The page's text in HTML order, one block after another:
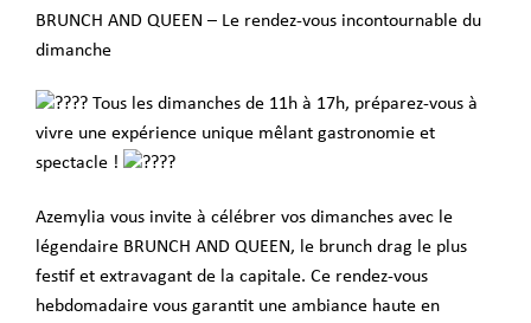
BRUNCH AND QUEEN – Le rendez-vous incontournable du
dimanche
Tous les dimanches de 11h à 17h, préparez-vous à
vivre une expérience unique mêlant gastronomie et
spectacle !
Azemylia vous invite à célébrer vos dimanches avec le
légendaire BRUNCH AND QUEEN, le brunch drag le plus
festif et extravagant de la capitale. Ce rendez-vous
hebdomadaire vous garantit une ambiance haute en